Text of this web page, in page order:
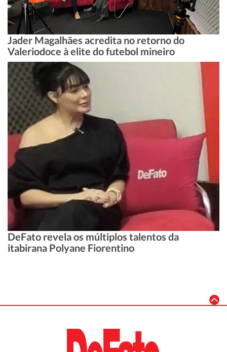
Jader Magalhães acredita no retorno do
Valeriodoce à elite do futebol mineiro
DeFato revela os múltiplos talentos da
itabirana Polyane Fiorentino